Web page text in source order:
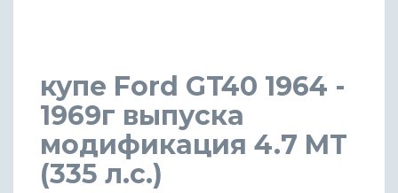
купе Ford GT40 1964 -
1969г выпуска
модификация 4.7 MT
(335 л.с.)